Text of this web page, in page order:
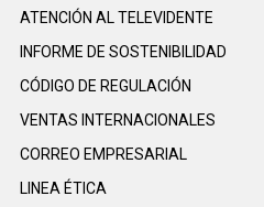
ATENCIÓN AL TELEVIDENTE
INFORME DE SOSTENIBILIDAD
CÓDIGO DE REGULACIÓN
VENTAS INTERNACIONALES
CORREO EMPRESARIAL
LINEA ÉTICA